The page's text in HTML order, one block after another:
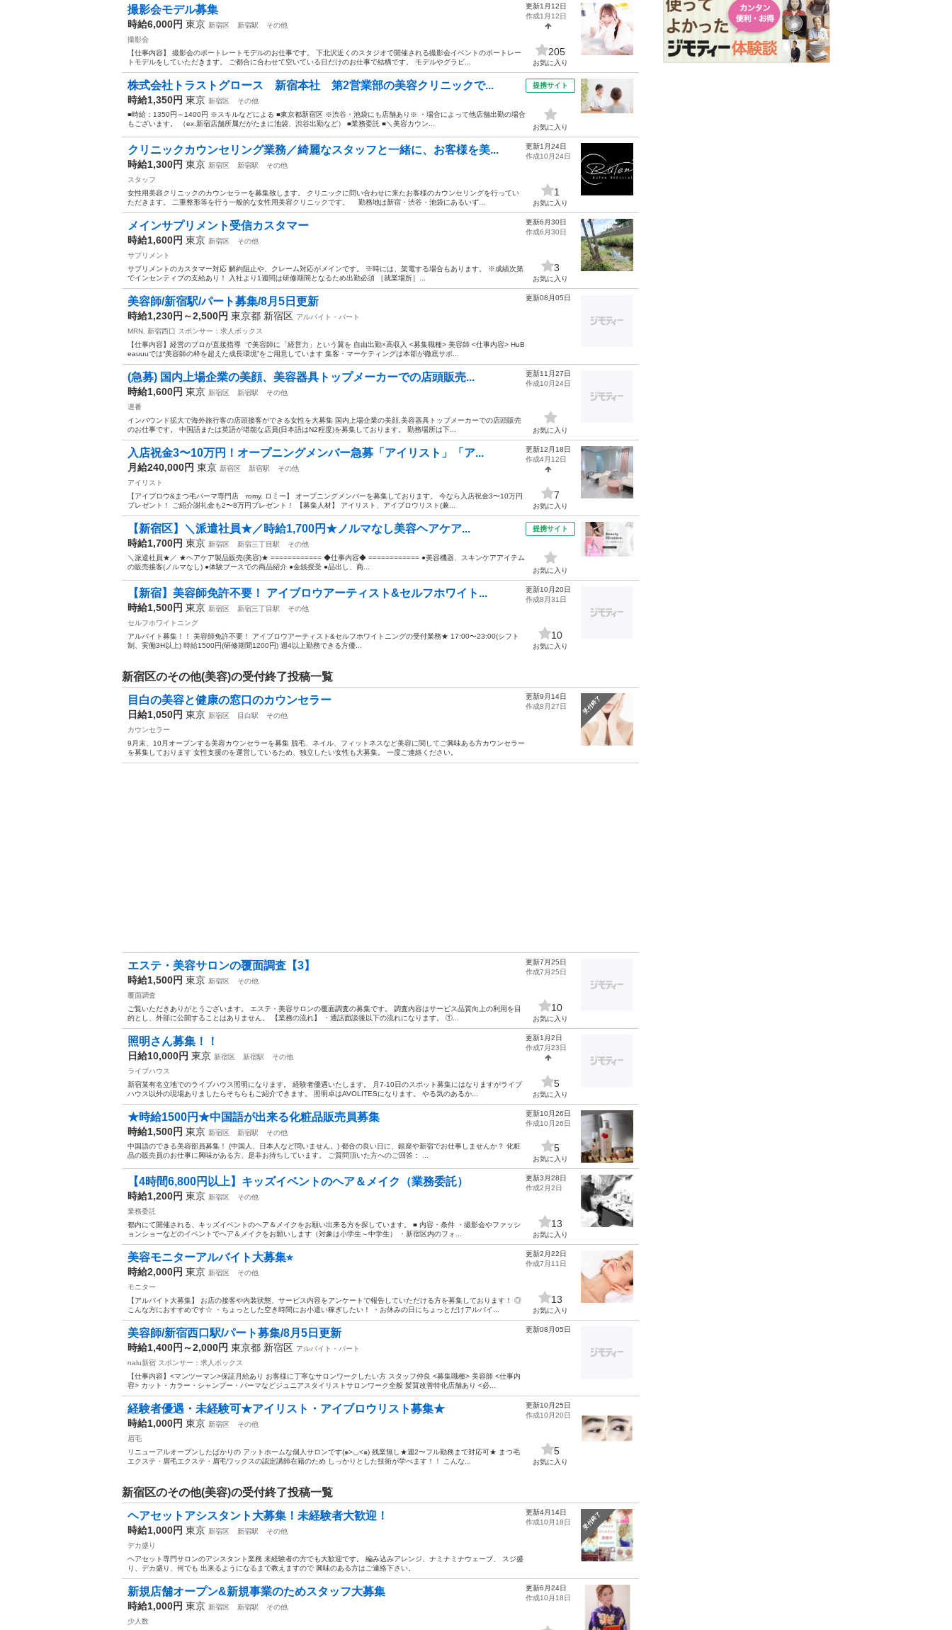
撮影会モデル募集
時給6,000円 東京 新宿区 新宿駅
その他
撮影会
【仕事内容】 撮影会のポートレートモデルのお仕事です。 下北沢近くのスタジオで開催される撮影会イベントのポートレー
トモデルをしていただきます。 ご都合に合わせて空いている日だけのお仕事で結構です。 モデルやグラビ...
更新1月12日
作成1月12日
205
お気に入り
株式会社トラストグロース 新宿本社 第2営業部の美容クリニックで...
時給1,350円 東京 新宿区
その他
■時給：1350円～1400円 ※スキルなどによる ■東京都新宿区 ※渋谷・池袋にも店舗あり※ ・場合によって他店舗出勤の場合
もございます。 （ex.新宿店舗所属だがたまに池袋、渋谷出勤など） ■業務委託 ■＼美容カウン...
提携サイト
お気に入り
クリニックカウンセリング業務／綺麗なスタッフと一緒に、お客様を美...
時給1,300円 東京 新宿区 新宿駅
その他
スタッフ
女性用美容クリニックのカウンセラーを募集致します。 クリニックに問い合わせに来たお客様のカウンセリングを行ってい
ただきます。 二重整形等を行う一般的な女性用美容クリニックです。 勤務地は新宿・渋谷・池袋にあるいず...
更新1月24日
作成10月24日
1
お気に入り
メインサプリメント受信カスタマー
時給1,600円 東京 新宿区
その他
サプリメント
サプリメントのカスタマー対応 解約阻止や、クレーム対応がメインです。 ※時には、架電する場合もあります。 ※成績次第
でインセンティブの支給あり！ 入社より1週間は研修期間となるため出勤必須 ［就業場所］...
更新6月30日
作成6月30日
3
お気に入り
美容師/新宿駅/パート募集/8月5日更新
時給1,230円～2,500円 東京都 新宿区 アルバイト・パート
MRN. 新宿西口 スポンサー：求人ボックス
【仕事内容】経営のプロが直接指導 ‍ で美容師に「経営力」という翼を 自由出勤×高収入 <募集職種> 美容師 <仕事内容> HuB
eauuuでは“美容師の枠を超えた成長環境”をご用意しています 集客・マーケティングは本部が徹底サポ...
更新08月05日
(急募) 国内上場企業の美顔、美容器具トップメーカーでの店頭販売...
時給1,600円 東京 新宿区 新宿駅
その他
遅番
インバウンド拡大で海外旅行客の店頭接客ができる女性を大募集 国内上場企業の美顔,美容器具トップメーカーでの店頭販売
のお仕事です。 中国語または英語が堪能な店員(日本語はN2程度)を募集しております。 勤務場所は下...
更新11月27日
作成10月24日
お気に入り
入店祝金3〜10万円！オープニングメンバー急募「アイリスト」「ア...
月給240,000円 東京 新宿区 新宿駅
その他
アイリスト
【アイブロウ&まつ毛パーマ専門店 romy. ロミー】 オープニングメンバーを募集しております。 今なら入店祝金3〜10万円
プレゼント！ ご紹介謝礼金も2〜8万円プレゼント！ 【募集人材】 アイリスト、アイブロウリスト(兼...
更新12月18日
作成4月12日
7
お気に入り
【新宿区】＼派遣社員★／時給1,700円★ノルマなし美容ヘアケア...
時給1,700円 東京 新宿区 新宿三丁目駅
その他
＼派遣社員★／ ★ヘアケア製品販売(美容)★ ============ ◆仕事内容◆ ============ ●美容機器、スキンケアアイテム
の販売接客(ノルマなし) ●体験ブースでの商品紹介 ●金銭授受 ●品出し、商...
提携サイト
お気に入り
【新宿】美容師免許不要！ アイブロウアーティスト&セルフホワイト...
時給1,500円 東京 新宿区 新宿三丁目駅
その他
セルフホワイトニング
アルバイト募集！！ 美容師免許不要！ アイブロウアーティスト&セルフホワイトニングの受付業務★ 17:00〜23:00(シフト
制、実働3H以上) 時給1500円(研修期間1200円) 週4以上勤務できる方優...
更新10月20日
作成8月31日
10
お気に入り
新宿区のその他(美容)の受付終了投稿一覧
受付終了
目白の美容と健康の窓口のカウンセラー
日給1,050円 東京 新宿区 目白駅
その他
カウンセラー
9月末、10月オープンする美容カウンセラーを募集 脱毛、ネイル、フィットネスなど美容に関してご興味ある方カウンセラー
を募集しております 女性支援のを運営しているため、独立したい女性も大募集。 一度ご連絡ください。
更新9月14日
作成8月27日
エステ・美容サロンの覆面調査【3】
時給1,500円 東京 新宿区
その他
覆面調査
ご覧いただきありがとうございます。 エステ・美容サロンの覆面調査の募集です。 調査内容はサービス品質向上の利用を目
的とし、外部に公開することはありません。 【業務の流れ】 ・通話面談後以下の流れになります。 ①...
更新7月25日
作成7月25日
10
お気に入り
照明さん募集！！
日給10,000円 東京 新宿区 新宿駅
その他
ライブハウス
新宿某有名立地でのライブハウス照明になります。 経験者優遇いたします。 月7-10日のスポット募集にはなりますがライブ
ハウス以外の現場ありましたらそちらもご紹介できます。 照明卓はAVOLITESになります。 やる気のあるか...
更新1月2日
作成7月23日
5
お気に入り
★時給1500円★中国語が出来る化粧品販売員募集
時給1,500円 東京 新宿区 新宿駅
その他
中国語のできる美容部員募集！ (中国人、日本人など問いません。) 都合の良い日に、銀座や新宿でお仕事しませんか？ 化粧
品の販売員のお仕事に興味がある方、是非お待ちしています。 ご質問頂いた方へのご回答： ...
更新10月26日
作成10月26日
5
お気に入り
【4時間6,800円以上】キッズイベントのヘア＆メイク（業務委託）
時給1,200円 東京 新宿区
その他
業務委託
都内にて開催される、キッズイベントのヘア＆メイクをお願い出来る方を探しています。 ■ 内容・条件 ・撮影会やファッシ
ョンショーなどのイベントでヘア＆メイクをお願いします（対象は小学生～中学生） ・新宿区内のフォ...
更新3月28日
作成2月2日
13
お気に入り
美容モニターアルバイト大募集⭐︎
時給2,000円 東京 新宿区
その他
モニター
【アルバイト大募集】 お店の接客や内装状態、サービス内容をアンケートで報告していただける方を募集しております！ ◎
こんな方におすすめです☆ ・ちょっとした空き時間にお小遣い稼ぎしたい！ ・お休みの日にちょっとだけアルバイ...
更新2月22日
作成7月11日
13
お気に入り
美容師/新宿西口駅/パート募集/8月5日更新
時給1,400円～2,000円 東京都 新宿区 アルバイト・パート
nalu新宿 スポンサー：求人ボックス
【仕事内容】<マンツーマン>保証月給あり お客様に丁寧なサロンワークしたい方 スタッフ仲良 <募集職種> 美容師 <仕事内
容> カット・カラー・シャンプー・パーマなどジュニアスタイリストサロンワーク全般 髪質改善特化店舗あり <必...
更新08月05日
経験者優遇・未経験可★アイリスト・アイブロウリスト募集★
時給1,000円 東京 新宿区
その他
眉毛
リニューアルオープンしたばかりの アットホームな個人サロンです(๑>◡<๑) 残業無し★週2〜フル勤務まで対応可★ まつ毛
エクステ・眉毛エクステ・眉毛ワックスの認定講師在籍のため しっかりとした技術が学べます！！ こんな...
更新10月25日
作成10月20日
5
お気に入り
新宿区のその他(美容)の受付終了投稿一覧
受付終了
ヘアセットアシスタント大募集！未経験者大歓迎！
時給1,000円 東京 新宿区 新宿駅
その他
デカ盛り
ヘアセット専門サロンのアシスタント業務 未経験者の方でも大歓迎です。 編み込みアレンジ、ナミナミナウェーブ、 スジ盛
り、デカ盛り、何でも 出来るようになるまで教えますので 興味のある方はご連絡下さい。
更新4月14日
作成10月18日
新規店舗オープン&新規事業のためスタッフ大募集
時給1,000円 東京 新宿区 新宿駅
その他
少人数
更新6月24日
作成10月18日